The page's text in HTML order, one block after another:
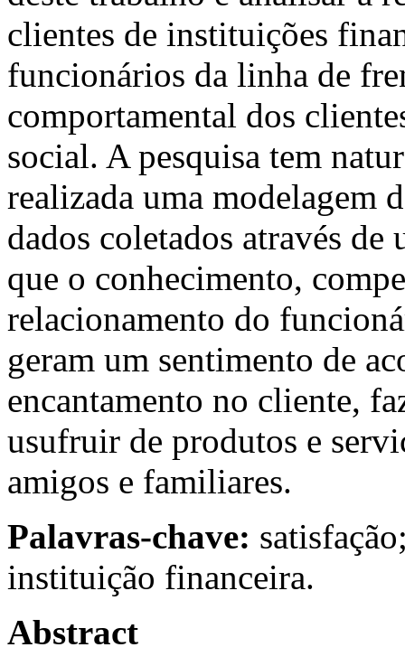
clientes de instituições
funcionários da linha de
comportamental dos
social. A pesquisa tem
realizada uma modelagem
dados coletados através de
que o conhecimento,
relacionamento do
geram um sentimento de
encantamento no cliente,
usufruir de produtos e
amigos e familiares.
Palavras-chave:
instituição financeira.
Abstract